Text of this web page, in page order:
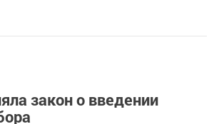
закон о введении